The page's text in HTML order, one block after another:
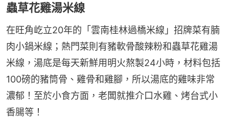
蟲草花雞湯米線
在旺角屹立20年的「雲南桂林過橋米線」招牌菜有腩
肉小鍋米線；熱門菜則有豬軟骨酸辣粉和蟲草花雞湯
米線，湯底是每天新鮮用明火熬製24小時，材料包括
100磅的豬筒骨、雞骨和雞腳，所以湯底的雞味非常
濃郁！至於小食方面，老闆就推介口水雞、烤台式小
香腸等！